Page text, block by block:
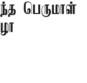
பெருமாள்